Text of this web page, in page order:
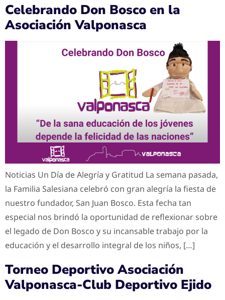
Celebrando Don Bosco en la
Asociación Valponasca
Noticias Un Día de Alegría y Gratitud La semana pasada,
la Familia Salesiana celebró con gran alegría la fiesta de
nuestro fundador, San Juan Bosco. Esta fecha tan
especial nos brindó la oportunidad de reflexionar sobre
el legado de Don Bosco y su incansable trabajo por la
educación y el desarrollo integral de los niños, […]
Torneo Deportivo Asociación
Valponasca-Club Deportivo Ejido